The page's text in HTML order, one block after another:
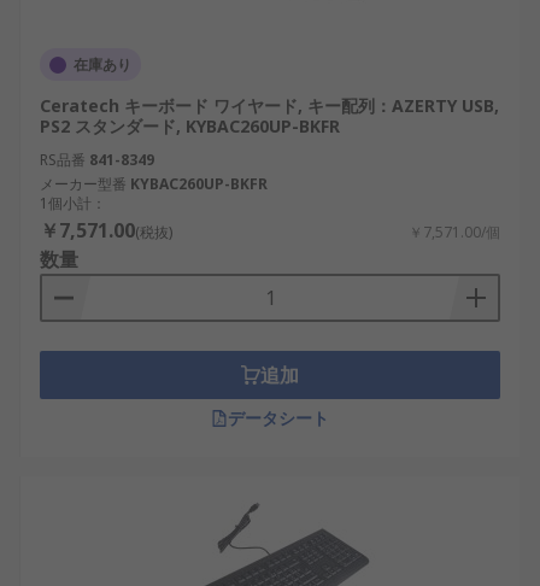
にすることが重要です。
有線／無線：安定性重視か、配線自由度重視
かを判断します。設置環境に影響します。
接続方式：PS/2やUSBなどがあります。接続
機器との互換性を確認します。
キーボードの種類：一般用、産業用、医療用
などがあります。使用条件に適した設計を選
びます。
いを確認します。入力言語や作業内容に影響
します。
キーボードのメーカー
在庫あり
Ceratech キーボード ワイヤード, キー配列：AZERTY USB,
PS2 スタンダード, KYBAC260UP-BKFR
RS品番 841-8349
メーカー型番 KYBAC260UP-BKFR
1個小計：
￥7,571.00(税抜) ￥7,571.00/個
数量
追加
データシート